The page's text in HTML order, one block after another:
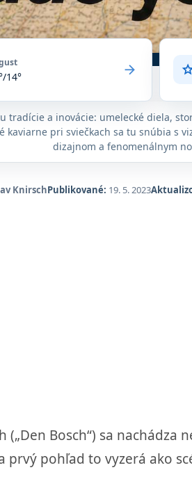
14° arrow_forward
tradície a inovácie: umelecké diela,
kaviarne pri sviečkach sa tu snúbia s
dizajnom a fenomenálnym
KnirschPublikované: 19. 5. 2023
Bosch“) sa nachádza
pohľad to vyzerá ako